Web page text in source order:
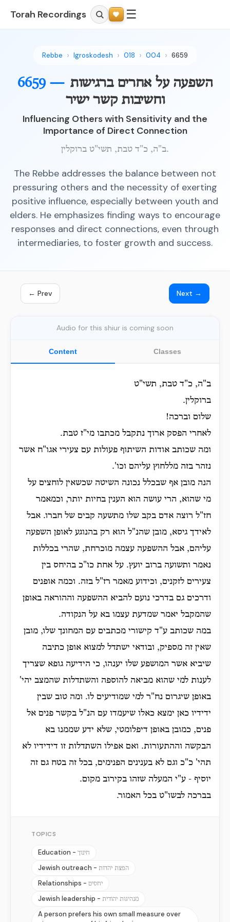
Torah Recordings ☰
Rebbe Igroskodesh 018 004 6659
6659 — השפעה על אחרים ברגישות
וחשיבות קשר ישיר
Influencing Others with Sensitivity and the
Importance of Direct Connection
ב"ה, כ"ד טבת, תשי"ט ברוקלין.
The Rebbe addresses the balance between not
pressuring others and the necessity of exerting
positive influence, especially between youth and
elders. He emphasizes finding ways to encourage
responses and direct connections, even through
intermediaries, to foster growth and success.
← Prev Next →
Audio for this shiur is coming soon
Content Classes
ב"ה, כ"ד טבת, תשי"ט
ברוקלין.
שלום וברכה!
לאחרי הפסק ארוך נתקבל מכתבו מי"ז טבת.
ומה שכותב אודות השיתוף פעולות עם צעירי אגו"ח אשר
נזהר בזה מללחוץ עליהם וכו'.
הנה מובן אף שבכלל נכונה השיטה שכשאין לוחצים על
מי שהוא, הרי עושה הוא הענין בחיות יותר, וכמאמר
חז"ל רוצה אדם בקב שלו מתשעה קבים של חברו. אבל
לאידך גיסא, מובן שהנ"ל הוא רק בהנוגע לאופן השפעה
עליהם, אבל ההשפעה עצמה מוכרחת, שהרי בכללות
נאמר ותשועה ברוב יועץ. על אחת כו"כ בהיחס בין
צעירים לזקנים, וכידוע מאמר רז"ל בזה. וכמה אופנים
ודרכים גם בדרכי נועם להביא ההשפעה וההוראה באופן
שהמקבל יאמר שמדעת עצמו בא על הנקודה.
במה שכותב ע"ד קישורי מכתבים עם המחונך שלו, מובן
שאין זה מספיק, ובודאי ישתדל למצוא אופן כתיבה
שיביא אשר המושפע שלו יענהו, כי הידיעה גופא שצריך
לענות למי שהוא מביאה להוספה והשתדלות שהמצב יהי'
באופן שיגרום נח"ר למי שמודיעים לו. ומה טוב שבין
ידידיו כאן ימצא כאלו שיעמדו עם הנ"ל בקשר פנים אל
פנים, כמובן באופן דיפלומטי, שלא ידע שממנו בא
הבקשה וההתעורות. ואם אפילו השתדלות זו דידידיו לא
תהי' כ"כ וגם לא בענינים הפנימים, בכל זה בטח גם זה
יוסיף - ע"י המעלה שזהו בקירוב מקום.
בברכה לבשו"ט בכל האמור.
TOPICS
Education - חינוך
Jewish outreach - הפצת יהדות
Relationships - יחסים
Jewish leadership - מנהיגות יהודית
A person prefers his own small measure over